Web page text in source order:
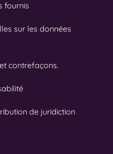
fournis
sur les données
contrefaçons.
de juridiction